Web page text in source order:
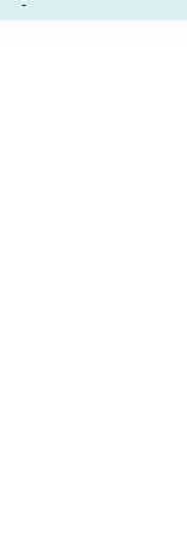
-